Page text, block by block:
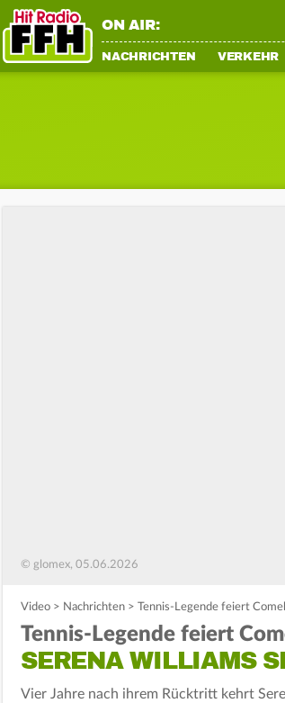
ON AIR:
NACHRICHTEN VERKEHR
© glomex, 05.06.2026
Video > Nachrichten > Tennis-Legende feiert
Tennis-Legende feiert
SERENA WILLIAMS
Vier Jahre nach ihrem Rücktritt kehrt